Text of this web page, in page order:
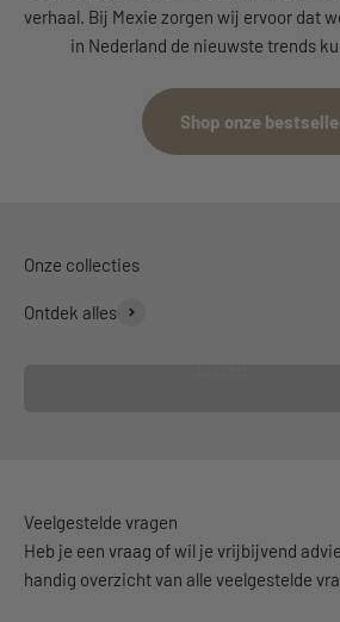
verhaal. Bij Mexie zorgen wij ervoor dat
in Nederland de nieuwste trends
Shop onze
Ontdek alles
Veelgestelde vragen
Heb je een vraag of wil je vrijbijvend
handig overzicht van alle veelgestelde